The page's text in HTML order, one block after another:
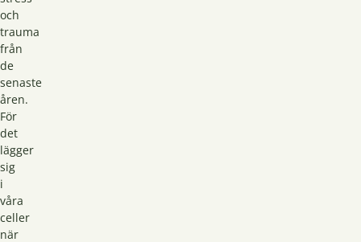
och
trauma
från
de
senaste
åren.
För
det
lägger
sig
i
våra
celler
när